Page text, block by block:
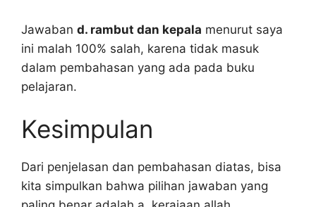
Jawaban d. rambut dan kepala menurut saya
ini malah 100% salah, karena tidak masuk
dalam pembahasan yang ada pada buku
pelajaran.
Kesimpulan
Dari penjelasan dan pembahasan diatas, bisa
kita simpulkan bahwa pilihan jawaban yang